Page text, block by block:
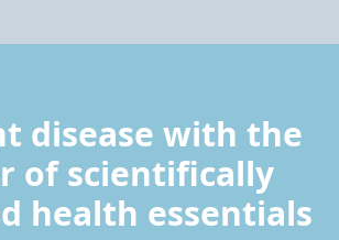
disease with the
of scientifically
health essentials